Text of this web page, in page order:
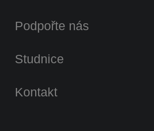
Podpořte nás
Studnice
Kontakt